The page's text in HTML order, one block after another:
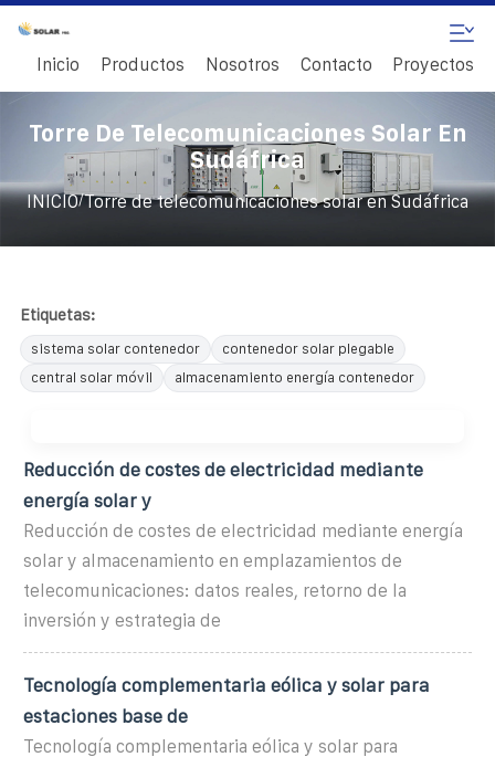
Inicio Productos Nosotros Contacto Proyectos
Torre De Telecomunicaciones Solar En
Sudáfrica
INICIO/Torre de telecomunicaciones solar en Sudáfrica
Etiquetas:
sistema solar contenedor
contenedor solar plegable
central solar móvil
almacenamiento energía contenedor
Reducción de costes de electricidad mediante
energía solar y
Reducción de costes de electricidad mediante energía
solar y almacenamiento en emplazamientos de
telecomunicaciones: datos reales, retorno de la
inversión y estrategia de
Tecnología complementaria eólica y solar para
estaciones base de
Tecnología complementaria eólica y solar para